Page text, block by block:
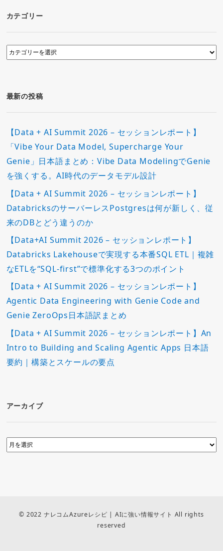
カテゴリー
カ
テ
ー
最新の投稿
【Data + AI Summit 2026 – セッションレポート】
「Vibe Your Data Model, Supercharge Your
Genie」日本語まとめ：Vibe Data ModelingでGenie
を強くする。AI時代のデータモデル設計
【Data + AI Summit 2026 – セッションレポート】
DatabricksのサーバーレスPostgresは何が新しく、従
来のDBとどう違うのか
【Data+AI Summit 2026 – セッションレポート】
Databricks Lakehouseで実現する本番SQL ETL｜複雑
なETLを“SQL-first”で標準化する3つのポイント
【Data + AI Summit 2026 – セッションレポート】
Agentic Data Engineering with Genie Code and
Genie ZeroOps日本語訳まとめ
【Data + AI Summit 2026 – セッションレポート】An
Intro to Building and Scaling Agentic Apps 日本語
要約｜構築とスケールの要点
アーカイブ
© 2022 ナレコムAzureレシピ | AIに強い情報サイト All rights
reserved